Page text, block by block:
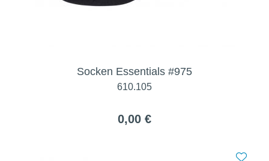
Socken Essentials #975
610.105
0,00 €